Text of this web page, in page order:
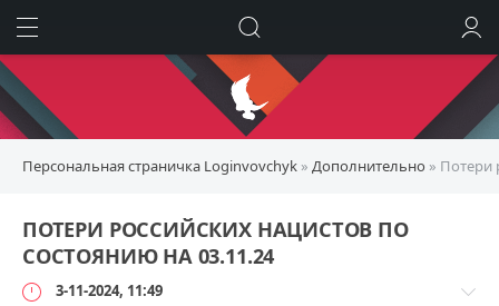
Персональная страничка Loginvovchyk » Дополнительно » Потери
ПОТЕРИ РОССИЙСКИХ НАЦИСТОВ ПО
СОСТОЯНИЮ НА 03.11.24
3-11-2024, 11:49